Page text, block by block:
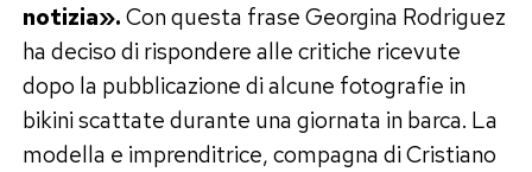
notizia».Con questa frase Georgina Rodriguez
ha deciso di rispondere alle critiche ricevute
dopo la pubblicazione di alcune fotografie in
bikini scattate durante una giornata in barca. La
modella e imprenditrice, compagna di Cristiano